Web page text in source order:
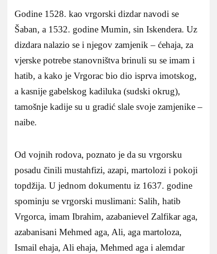
Godine 1528. kao vrgorski dizdar navodi se
Šaban, a 1532. godine Mumin, sin Iskendera. Uz
dizdara nalazio se i njegov zamjenik – ćehaja, za
vjerske potrebe stanovništva brinuli su se imam i
hatib, a kako je Vrgorac bio dio isprva imotskog,
a kasnije gabelskog kadiluka (sudski okrug),
tamošnje kadije su u gradić slale svoje zamjenike –
naibe.
Od vojnih rodova, poznato je da su vrgorsku
posadu činili mustahfizi, azapi, martolozi i pokoji
topdžija. U jednom dokumentu iz 1637. godine
spominju se vrgorski muslimani: Salih, hatib
Vrgorca, imam Ibrahim, azabanievel Zalfikar aga,
azabanisani Mehmed aga, Ali, aga martoloza,
Ismail ehaja, Ali ehaja, Mehmed aga i alemdar